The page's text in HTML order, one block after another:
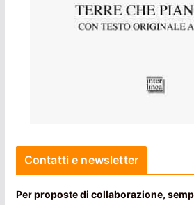
Contatti e newsletter
Per proposte di collaborazione,